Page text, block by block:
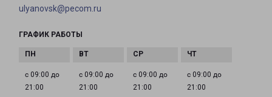
ulyanovsk@pecom.ru
ГРАФИК РАБОТЫ
с 09:00 до
21:00
с 09:00 до
21:00
с 09:00 до
21:00
с 09:00 до
21:00